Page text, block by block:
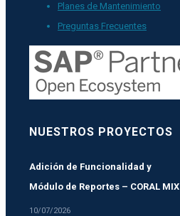
Planes de Mantenimiento
Preguntas Frecuentes
NUESTROS PROYECTOS
Adición de Funcionalidad y
Módulo de Reportes – CORAL MIX
10/07/2026